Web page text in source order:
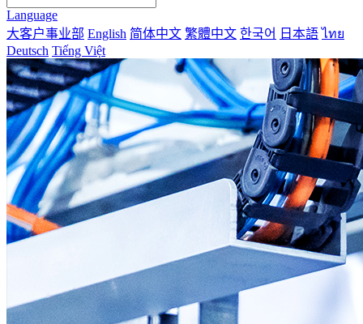
Language
大客户事业部 English 简体中文 繁體中文 한국어 日本語 ไทย
Deutsch Tiếng Việt